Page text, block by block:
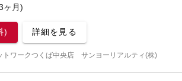
ヶ月)
) 詳細を見る
トワークつくば中央店 サンヨーリアルティ(株)